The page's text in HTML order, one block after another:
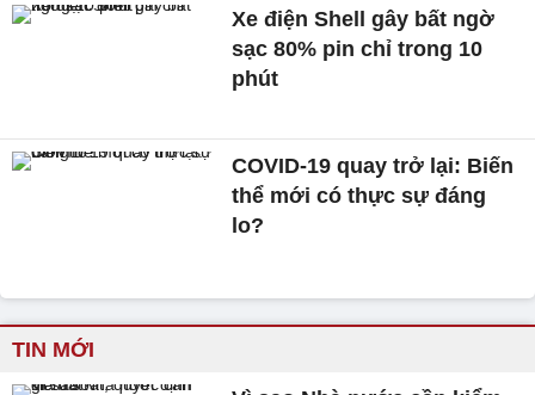
Xe điện Shell gây bất ngờ
sạc 80% pin chỉ trong 10
phút
COVID-19 quay trở lại: Biến
thể mới có thực sự đáng
lo?
TIN MỚI